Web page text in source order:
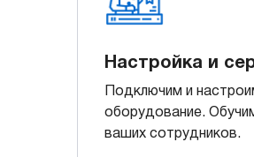
Настройка и
Подключим и
оборудование.
ваших сотрудников.